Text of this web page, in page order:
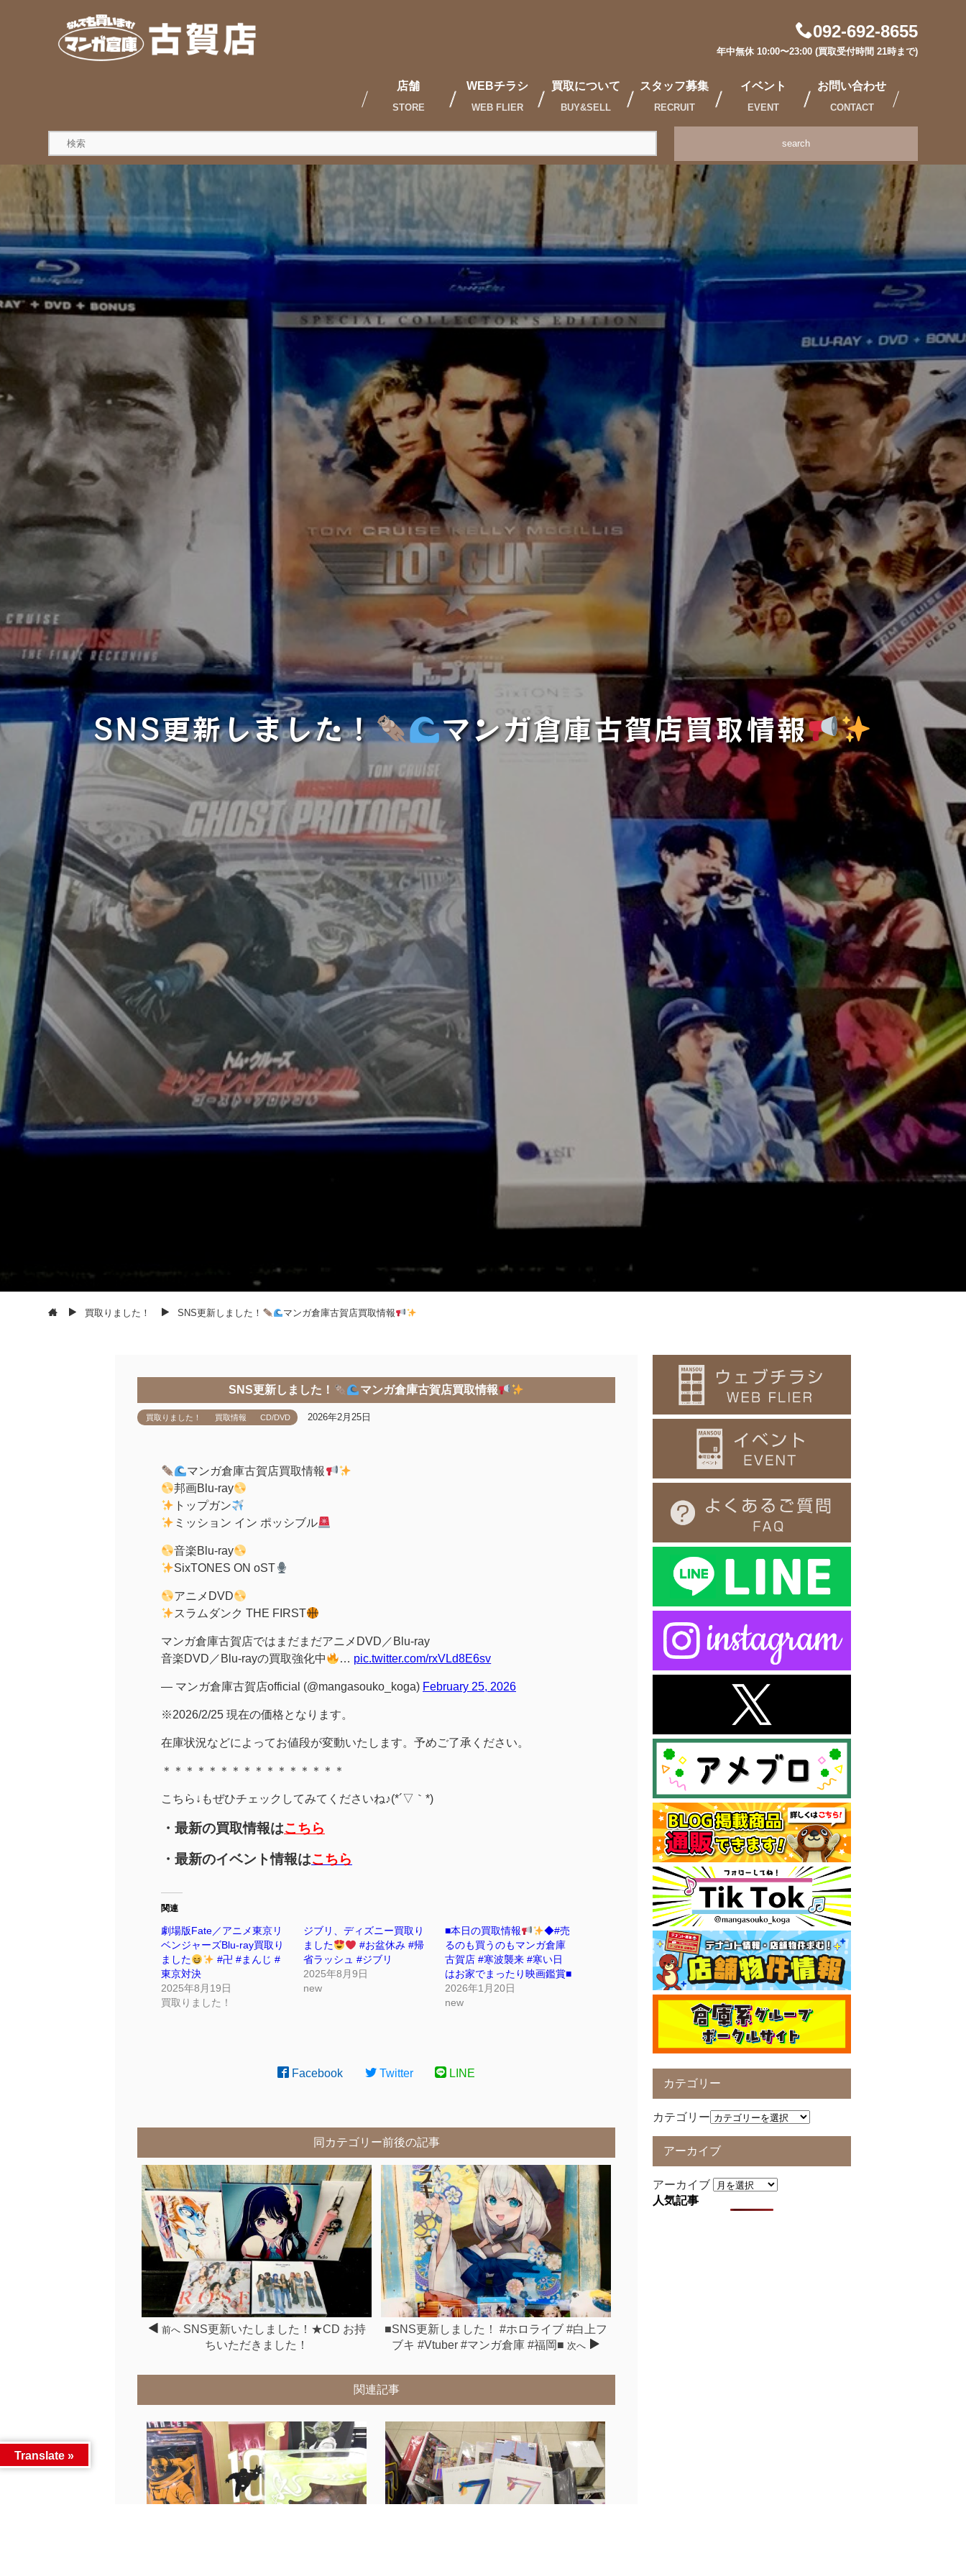
092-692-8655
年中無休 10:00〜23:00 (買取受付時間 21時まで)
店舗
STORE
WEBチラシ
WEB FLIER
買取について
BUY&SELL
スタッフ募集
RECRUIT
イベント
EVENT
お問い合わせ
CONTACT
search
SNS更新しました！ マンガ倉庫古賀店買取情報
買取りました！ SNS更新しました！ マンガ倉庫古賀店買取情報
SNS更新しました！ マンガ倉庫古賀店買取情報
買取りました！ 買取情報 CD/DVD 2026年2月25日
マンガ倉庫古賀店買取情報
邦画Blu-ray
トップガン
ミッション イン ポッシブル
音楽Blu-ray
SixTONES ON oST
アニメDVD
スラムダンク THE FIRST
マンガ倉庫古賀店ではまだまだアニメDVD／Blu-ray
音楽DVD／Blu-rayの買取強化中
… pic.twitter.com/rxVLd8E6sv
— マンガ倉庫古賀店official (@mangasouko_koga) February 25, 2026
※2026/2/25 現在の価格となります。
在庫状況などによってお値段が変動いたします。予めご了承ください。
＊＊＊＊＊＊＊＊＊＊＊＊＊＊＊＊
こちら↓もぜひチェックしてみてくださいね♪(*´▽｀*)
・最新の買取情報はこちら
・最新のイベント情報はこちら
関連
劇場版Fate／アニメ東京リ
ベンジャーズBlu-ray買取り
ました
#卍 #まんじ #
東京対決
2025年8月19日
買取りました！
ジブリ、ディズニー買取り
ました
#お盆休み #帰
省ラッシュ #ジブリ
2025年8月9日
new
■本日の買取情報
◆#売
るのも買うのもマンガ倉庫
古賀店 #寒波襲来 #寒い日
はお家でまったり映画鑑賞■
2026年1月20日
new
Facebook Twitter LINE
同カテゴリー前後の記事
前へ SNS更新いたしました！★CD お持
ちいただきました！
■SNS更新しました！ #ホロライブ #白上フ
ブキ #Vtuber #マンガ倉庫 #福岡■ 次へ
関連記事
カテゴリー
カテゴリー
アーカイブ
アーカイブ
人気記事
Translate »